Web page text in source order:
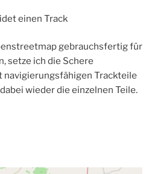
einen Track
gebrauchsfertig für
setze ich die Schere
navigierungsfähigen Trackteile
wieder die einzelnen Teile.